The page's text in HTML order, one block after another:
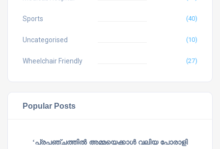
Sports (40)
Uncategorised (10)
Wheelchair Friendly (27)
Popular Posts
‘പ്രപഞ്ചത്തില്‍ അമ്മയെക്കാള്‍ വലിയ പോരാളി